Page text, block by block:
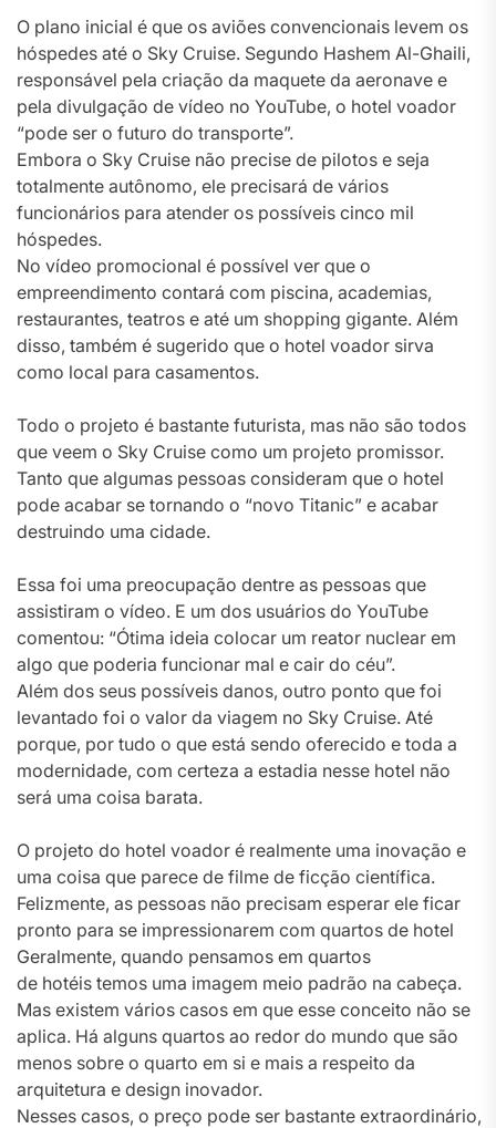
O plano inicial é que os aviões convencionais levem os
hóspedes até o Sky Cruise. Segundo Hashem Al-Ghaili,
responsável pela criação da maquete da aeronave e
pela divulgação de vídeo no YouTube, o hotel voador
“pode ser o futuro do transporte”.
Embora o Sky Cruise não precise de pilotos e seja
totalmente autônomo, ele precisará de vários
funcionários para atender os possíveis cinco mil
hóspedes.
No vídeo promocional é possível ver que o
empreendimento contará com piscina, academias,
restaurantes, teatros e até um shopping gigante. Além
disso, também é sugerido que o hotel voador sirva
como local para casamentos.
Todo o projeto é bastante futurista, mas não são todos
que veem o Sky Cruise como um projeto promissor.
Tanto que algumas pessoas consideram que o hotel
pode acabar se tornando o “novo Titanic” e acabar
destruindo uma cidade.
Essa foi uma preocupação dentre as pessoas que
assistiram o vídeo. E um dos usuários do YouTube
comentou: “Ótima ideia colocar um reator nuclear em
algo que poderia funcionar mal e cair do céu”.
Além dos seus possíveis danos, outro ponto que foi
levantado foi o valor da viagem no Sky Cruise. Até
porque, por tudo o que está sendo oferecido e toda a
modernidade, com certeza a estadia nesse hotel não
será uma coisa barata.
O projeto do hotel voador é realmente uma inovação e
uma coisa que parece de filme de ficção científica.
Felizmente, as pessoas não precisam esperar ele ficar
pronto para se impressionarem com quartos de hotel
Geralmente, quando pensamos em quartos
de hotéis temos uma imagem meio padrão na cabeça.
Mas existem vários casos em que esse conceito não se
aplica. Há alguns quartos ao redor do mundo que são
menos sobre o quarto em si e mais a respeito da
arquitetura e design inovador.
Nesses casos, o preço pode ser bastante extraordinário,